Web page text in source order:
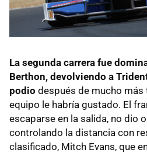
La segunda carrera fue
Berthon, devolviendo a
podio después de mucho más
equipo le habría gustado. El
escaparse en la salida, no dio
controlando la distancia con
clasificado, Mitch Evans, que